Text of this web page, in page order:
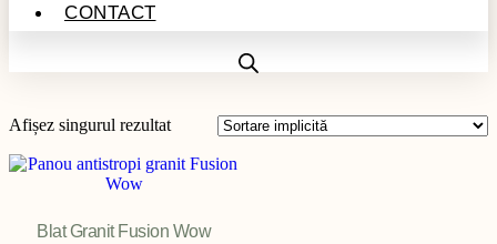
CONTACT
Afișez singurul rezultat
Blat Granit Fusion Wow